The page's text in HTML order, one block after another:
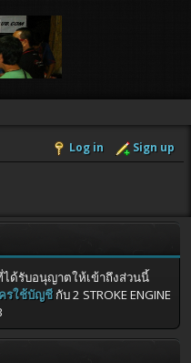
Log in Sign up
ด้รับอนุญาตให้เข้าถึงส่วนนี้
รใช้บัญชีกับ 2 STROKE ENGINE